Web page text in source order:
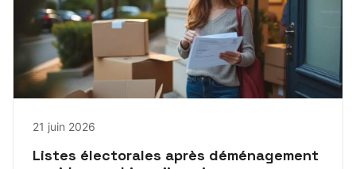
21 juin 2026
Listes électorales après déménagement